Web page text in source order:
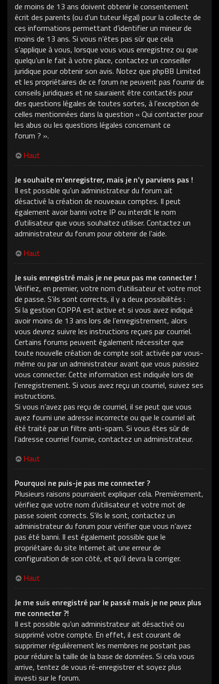
de moins de 13 ans doivent obtenir le consentement
écrit des parents (ou d’un tuteur légal) pour la collecte de
ces informations permettant d’identifier un mineur de
moins de 13 ans. Si vous n’êtes pas sûr que cela
s’applique à vous, lorsque vous vous enregistrez ou que
quelqu’un le fait à votre place, contactez un conseiller
juridique pour obtenir son avis. Notez que phpBB Limited
et les propriétaires de ce forum ne peuvent pas fournir de
conseils juridiques et ne sauraient être contactés pour
des questions légales de toutes sortes, à l’exception de
celles mentionnées dans la question « Qui contacter pour
les abus ou les questions légales concernant ce
forum ? ».
Haut
Je souhaite m’enregistrer, mais je n’y parviens pas !
Il est possible qu’un administrateur du forum ait
désactivé la création de nouveaux comptes. Il peut
également avoir banni votre IP ou interdit le nom
d’utilisateur que vous souhaitez utiliser. Contactez un
administrateur du forum pour obtenir de l’aide.
Haut
Je suis enregistré mais je ne peux pas me connecter !
Vérifiez, en premier, votre nom d’utilisateur et votre mot
de passe. S’ils sont corrects, il y a deux possibilités :
Si la gestion COPPA est active et si vous avez indiqué
avoir moins de 13 ans lors de l’enregistrement, alors
vous devrez suivre les instructions reçues par courriel.
Certains forums peuvent également nécessiter que
toute nouvelle création de compte soit activée par vous-
même ou par un administrateur avant que vous puissiez
vous connecter. Cette information est indiquée lors de
l’enregistrement. Si vous avez reçu un courriel, suivez ses
instructions.
Si vous n’avez pas reçu de courriel, il se peut que vous
ayez fourni une adresse incorrecte ou que le courriel ait
été traité par un filtre anti-spam. Si vous êtes sûr de
l’adresse courriel fournie, contactez un administrateur.
Haut
Pourquoi ne puis-je pas me connecter ?
Plusieurs raisons pourraient expliquer cela. Premièrement,
vérifiez que votre nom d’utilisateur et votre mot de
passe soient corrects. S’ils le sont, contactez un
administrateur du forum pour vérifier que vous n’avez
pas été banni. Il est également possible que le
propriétaire du site Internet ait une erreur de
configuration de son côté, et qu’il devra la corriger.
Haut
Je me suis enregistré par le passé mais je ne peux plus
me connecter ?!
Il est possible qu’un administrateur ait désactivé ou
supprimé votre compte. En effet, il est courant de
supprimer régulièrement les membres ne postant pas
pour réduire la taille de la base de données. Si cela vous
arrive, tentez de vous ré-enregistrer et soyez plus
investi sur le forum.